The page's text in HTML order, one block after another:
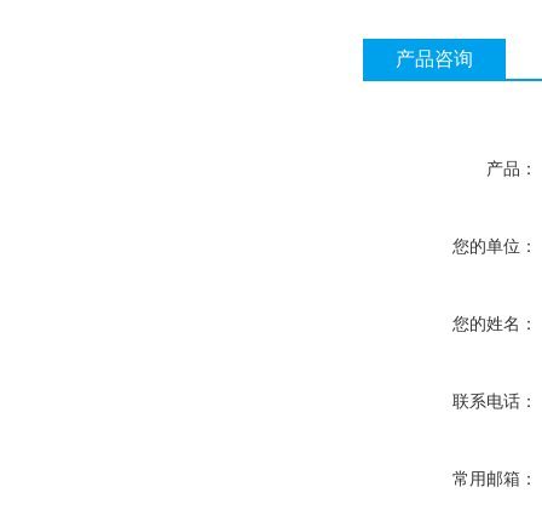
产品咨询
产品：
您的单位：
您的姓名：
联系电话：
常用邮箱：